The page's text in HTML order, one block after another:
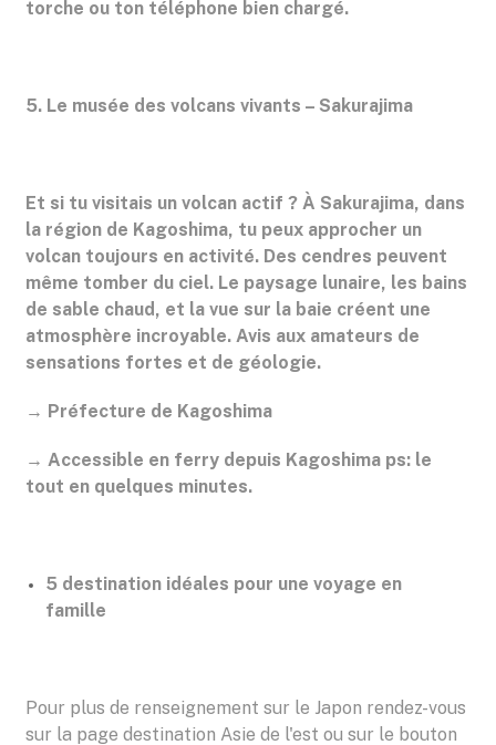
torche ou ton téléphone bien chargé.
5. Le musée des volcans vivants – Sakurajima
Et si tu visitais un volcan actif ? À Sakurajima, dans
la région de Kagoshima, tu peux approcher un
volcan toujours en activité. Des cendres peuvent
même tomber du ciel. Le paysage lunaire, les bains
de sable chaud, et la vue sur la baie créent une
atmosphère incroyable. Avis aux amateurs de
sensations fortes et de géologie.
→ Préfecture de Kagoshima
→ Accessible en ferry depuis Kagoshima ps: le
tout en quelques minutes.
5 destination idéales pour une voyage en
famille
Pour plus de renseignement sur le Japon rendez-vous
sur la page destination Asie de l'est ou sur le bouton